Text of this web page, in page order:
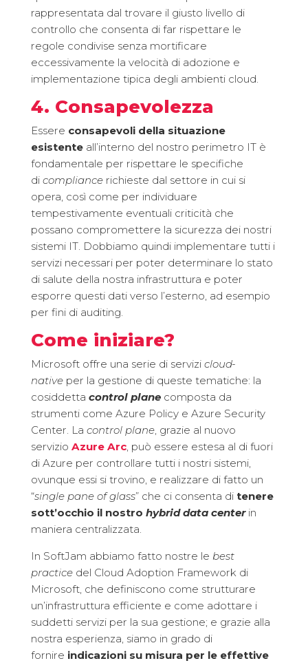
rappresentata dal trovare il giusto livello di
controllo che consenta di far rispettare le
regole condivise senza mortificare
eccessivamente la velocità di adozione e
implementazione tipica degli ambienti cloud.
4. Consapevolezza
Essere consapevoli della situazione
esistenteall’interno del nostro perimetro IT è
fondamentale per rispettare le specifiche
di compliancerichieste dal settore in cui si
opera, così come per individuare
tempestivamente eventuali criticità che
possano compromettere la sicurezza dei nostri
sistemi IT. Dobbiamo quindi implementare tutti i
servizi necessari per poter determinare lo stato
di salute della nostra infrastruttura e poter
esporre questi dati verso l’esterno, ad esempio
per fini di auditing.
Come iniziare?
Microsoft offre una serie di servizi cloud-
nativeper la gestione di queste tematiche: la
cosiddetta control planecomposta da
strumenti come Azure Policy e Azure Security
Center. La control plane, grazie al nuovo
servizio Azure Arc, può essere estesa al di fuori
di Azure per controllare tutti i nostri sistemi,
ovunque essi si trovino, e realizzare di fatto un
“single pane of glass” che ci consenta di tenere
sott’occhio il nostro hybrid data centerin
maniera centralizzata.
In SoftJam abbiamo fatto nostre le best
practicedel Cloud Adoption Framework di
Microsoft, che definiscono come strutturare
un’infrastruttura efficiente e come adottare i
suddetti servizi per la sua gestione; e grazie alla
nostra esperienza, siamo in grado di
fornire indicazioni su misura per le effettive